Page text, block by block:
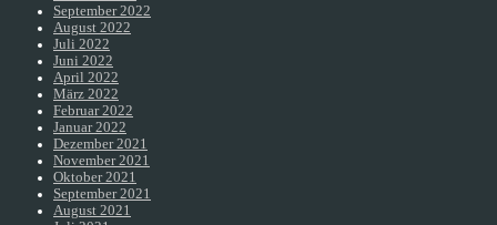
September 2022
August 2022
Juli 2022
Juni 2022
April 2022
März 2022
Februar 2022
Januar 2022
Dezember 2021
November 2021
Oktober 2021
September 2021
August 2021